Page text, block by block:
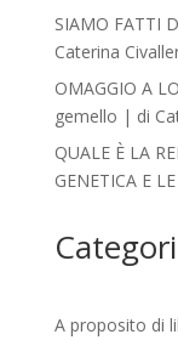
SIAMO FATTI
Caterina
OMAGGIO A
gemello | di
QUALE È LA
GENETICA E
A proposito di